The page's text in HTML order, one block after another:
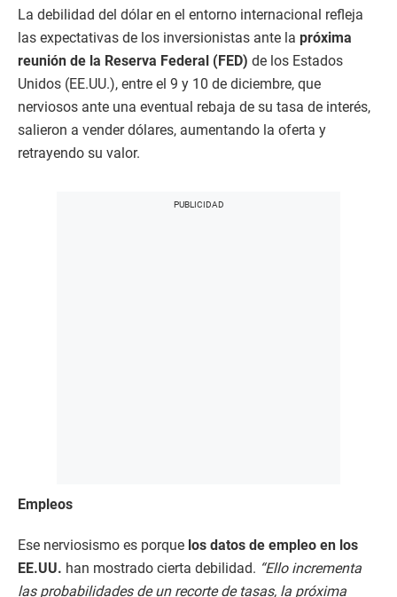
La debilidad del dólar en el entorno internacional refleja
las expectativas de los inversionistas ante la próxima
reunión de la Reserva Federal (FED) de los Estados
Unidos (EE.UU.), entre el 9 y 10 de diciembre, que
nerviosos ante una eventual rebaja de su tasa de interés,
salieron a vender dólares, aumentando la oferta y
retrayendo su valor.
Empleos
Ese nerviosismo es porque los datos de empleo en los
EE.UU. han mostrado cierta debilidad. “Ello incrementa
las probabilidades de un recorte de tasas, la próxima